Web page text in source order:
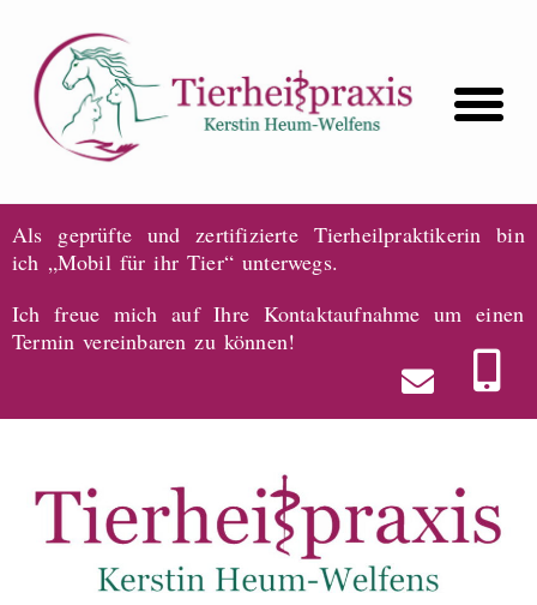
Als geprüfte und zertifizierte Tierheilpraktikerin bin
ich „Mobil für ihr Tier“ unterwegs.
Ich freue mich auf Ihre Kontaktaufnahme um einen
Termin vereinbaren zu können!